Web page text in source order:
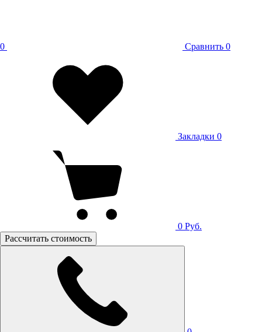
0 Сравнить 0
Закладки 0
0 Руб.
Рассчитать стоимость